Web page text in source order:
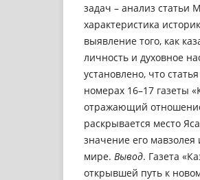
задач – анализ статьи
характеристика
выявление того, как
личность и духовное
установлено, что
номерах 16–17 газеты
отражающий
раскрывается место
значение его
мире. Вывод. Газета
открывшей путь к